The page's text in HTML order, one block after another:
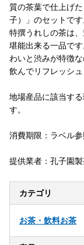
質の茶葉で仕上げ
子）」のセットです
特撰うれしの茶は
堪能出来る一品で
わいと渋みが特徴
飲んでリフレッシュ
地場産品に該当す
す。
消費期限：ラベル
提供業者：孔子園
カテゴリ
お茶・飲料お茶